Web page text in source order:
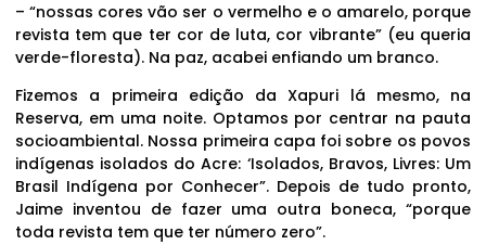
– “nossas cores vão ser o vermelho e o amarelo, porque
revista tem que ter cor de luta, cor vibrante” (eu queria
verde-floresta). Na paz, acabei enfiando um branco.
Fizemos a primeira edição da Xapuri lá mesmo, na
Reserva, em uma noite. Optamos por centrar na pauta
socioambiental. Nossa primeira capa foi sobre os povos
indígenas isolados do Acre: ‘Isolados, Bravos, Livres: Um
Brasil Indígena por Conhecer”. Depois de tudo pronto,
Jaime inventou de fazer uma outra boneca, “porque
toda revista tem que ter número zero”.